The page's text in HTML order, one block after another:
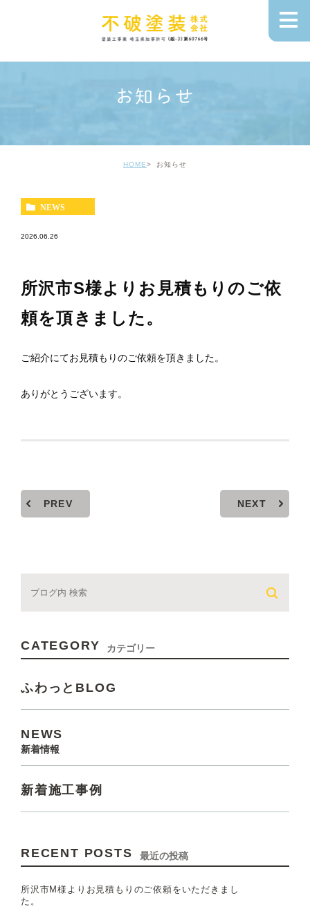
お知らせ
HOME お知らせ
NEWS
2026.06.26
所沢市S様よりお見積もりのご依
頼を頂きました。
ご紹介にてお見積もりのご依頼を頂きました。
ありがとうございます。
PREV NEXT
CATEGORY カテゴリー
ふわっとBLOG
NEWS
新着情報
新着施工事例
RECENT POSTS 最近の投稿
所沢市M様よりお見積もりのご依頼をいただきまし
た。